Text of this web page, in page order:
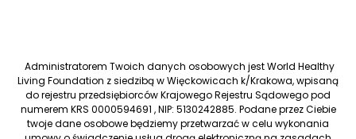
Administratorem Twoich danych osobowych jest World Healthy
Living Foundation z siedzibą w Więckowicach k/Krakowa, wpisaną
do rejestru przedsiębiorców Krajowego Rejestru Sądowego pod
numerem KRS 0000594691 , NIP: 5130242885. Podane przez Ciebie
twoje dane osobowe będziemy przetwarzać w celu wykonania